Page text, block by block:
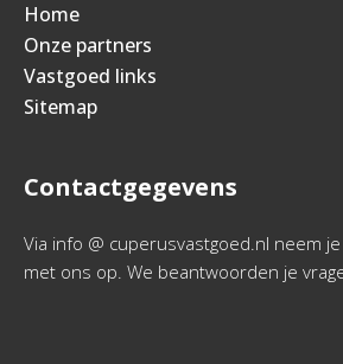
Home
Onze partners
Vastgoed links
Sitemap
Contactgegevens
Via info @ cuperusvastgoed.nl neem
met ons op. We beantwoorden je